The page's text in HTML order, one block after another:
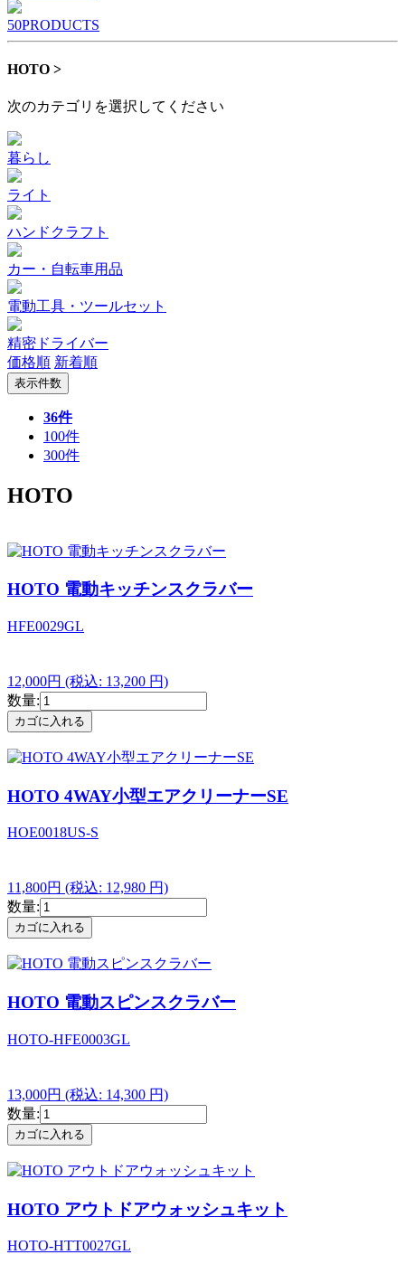
50PRODUCTS
HOTO >
次のカテゴリを選択してください
暮らし
ライト
ハンドクラフト
カー・自転車用品
電動工具・ツールセット
精密ドライバー
価格順 新着順
表示件数
36件
100件
300件
HOTO
HOTO 電動キッチンスクラバー
HFE0029GL
12,000円 (税込: 13,200 円)
数量:
HOTO 4WAY小型エアクリーナーSE
HOE0018US-S
11,800円 (税込: 12,980 円)
数量:
HOTO 電動スピンスクラバー
HOTO-HFE0003GL
13,000円 (税込: 14,300 円)
数量:
HOTO アウトドアウォッシュキット
HOTO-HTT0027GL